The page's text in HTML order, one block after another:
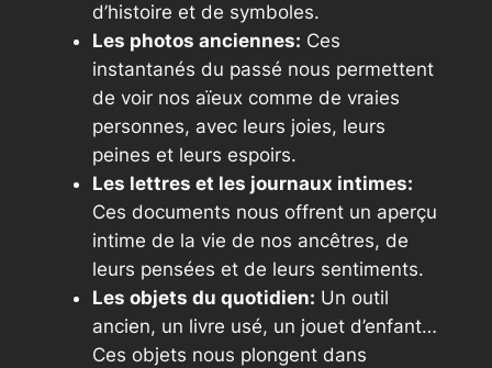
d’histoire et de symboles.
Les photos anciennes: Ces
instantanés du passé nous permettent
de voir nos aïeux comme de vraies
personnes, avec leurs joies, leurs
peines et leurs espoirs.
Les lettres et les journaux intimes:
Ces documents nous offrent un aperçu
intime de la vie de nos ancêtres, de
leurs pensées et de leurs sentiments.
Les objets du quotidien: Un outil
ancien, un livre usé, un jouet d’enfant…
Ces objets nous plongent dans